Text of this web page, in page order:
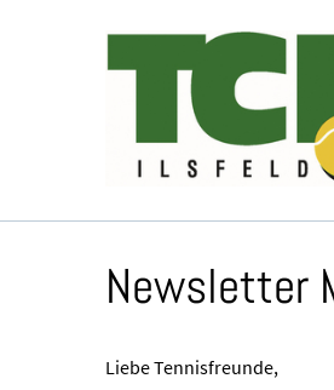
Newsletter
Liebe Tennisfreunde,